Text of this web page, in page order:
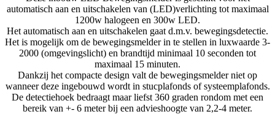
automatisch aan en uitschakelen van (LED)verlichting tot maximaal
1200w halogeen en 300w LED.
Het automatisch aan en uitschakelen gaat d.m.v. bewegingsdetectie.
Het is mogelijk om de bewegingsmelder in te stellen in luxwaarde 3-
2000 (omgevingslicht) en brandtijd minimaal 10 seconden tot
maximaal 15 minuten.
Dankzij het compacte design valt de bewegingsmelder niet op
wanneer deze ingebouwd wordt in stucplafonds of systeemplafonds.
De detectiehoek bedraagt maar liefst 360 graden rondom met een
bereik van +- 6 meter bij een advieshoogte van 2,2-4 meter.